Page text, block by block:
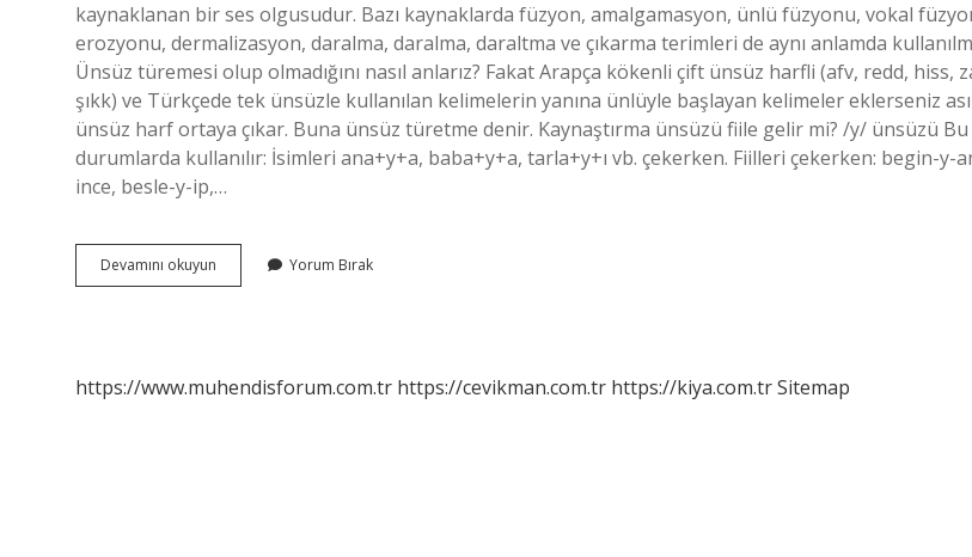
kaynaklanan bir ses olgusudur. Bazı kaynaklarda füzyon, amalgamasyon, ünlü füzyonu, vokal
erozyonu, dermalizasyon, daralma, daralma, daraltma ve çıkarma terimleri de aynı anlamda
Ünsüz türemesi olup olmadığını nasıl anlarız? Fakat Arapça kökenli çift ünsüz harfli (afv, redd, hiss,
şıkk) ve Türkçede tek ünsüzle kullanılan kelimelerin yanına ünlüyle başlayan kelimeler eklerseniz
ünsüz harf ortaya çıkar. Buna ünsüz türetme denir. Kaynaştırma ünsüzü fiile gelir mi? /y/ ünsüzü
durumlarda kullanılır: İsimleri ana+y+a, baba+y+a, tarla+y+ı vb. çekerken. Fiilleri çekerken: begin-y-
ince, besle-y-ip,…
Devamını okuyun Kaynaştırma
Ünsüzü
Yorum Bırak
https://www.muhendisforum.com.tr https://cevikman.com.tr https://kiya.com.trSitemap